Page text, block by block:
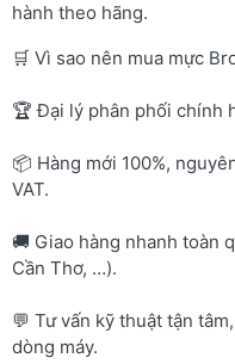
hành theo hãng.
🛒 Vì sao nên mua mực
🏆 Đại lý phân phối chính
📦 Hàng mới 100%,
VAT.
🚚 Giao hàng nhanh toàn
Cần Thơ, …).
💬 Tư vấn kỹ thuật tận
dòng máy.